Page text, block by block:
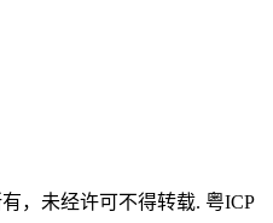
，未经许可不得转载. 粤ICP